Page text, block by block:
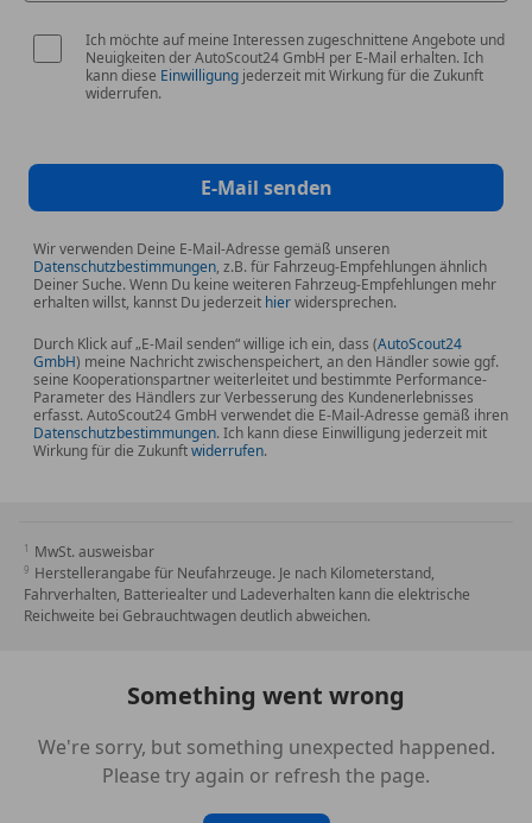
Ich möchte auf meine Interessen zugeschnittene Angebote und
Neuigkeiten der AutoScout24 GmbH per E-Mail erhalten. Ich
kann diese Einwilligung jederzeit mit Wirkung für die Zukunft
widerrufen.
E-Mail senden
Wir verwenden Deine E-Mail-Adresse gemäß unseren
Datenschutzbestimmungen, z.B. für Fahrzeug-Empfehlungen ähnlich
Deiner Suche. Wenn Du keine weiteren Fahrzeug-Empfehlungen mehr
erhalten willst, kannst Du jederzeit hierwidersprechen.
Durch Klick auf „E-Mail senden“ willige ich ein, dass (AutoScout24
GmbH) meine Nachricht zwischenspeichert, an den Händler sowie ggf.
seine Kooperationspartner weiterleitet und bestimmte Performance-
Parameter des Händlers zur Verbesserung des Kundenerlebnisses
erfasst. AutoScout24 GmbH verwendet die E-Mail-Adresse gemäß ihren
Datenschutzbestimmungen. Ich kann diese Einwilligung jederzeit mit
Wirkung für die Zukunftwiderrufen.
MwSt. ausweisbar
Herstellerangabe für Neufahrzeuge. Je nach Kilometerstand,
Fahrverhalten, Batteriealter und Ladeverhalten kann die elektrische
Reichweite bei Gebrauchtwagen deutlich abweichen.
Something went wrong
We're sorry, but something unexpected happened.
Please try again or refresh the page.